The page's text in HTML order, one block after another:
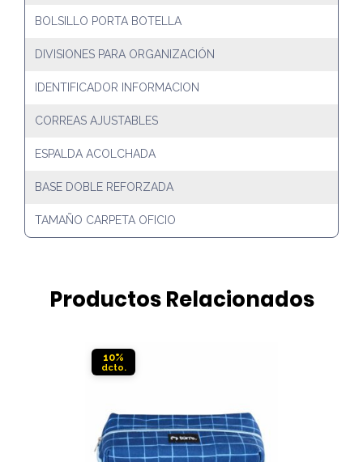
BOLSILLO PORTA BOTELLA
DIVISIONES PARA ORGANIZACIÓN
IDENTIFICADOR INFORMACION
CORREAS AJUSTABLES
ESPALDA ACOLCHADA
BASE DOBLE REFORZADA
TAMAÑO CARPETA OFICIO
Productos Relacionados
10%